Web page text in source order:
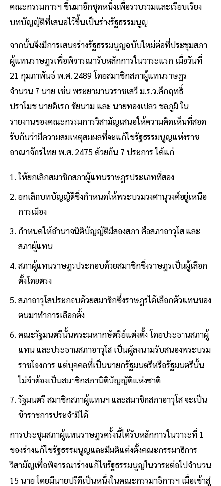
คณะกรรมการฯ ขึ้นมาอีกชุดหนึ่งเพื่อรวบรวมและเรียบเรียง
บทบัญญัติที่เสนอไว้ขึ้นเป็นร่างรัฐธรรมนูญ
จากนั้นจึงมีการเสนอร่างรัฐธรรมนูญฉบับใหม่ต่อที่ประชุมสภา
ผู้แทนราษฎรเพื่อพิจารณารับหลักการในวาระแรก เมื่อวันที่
21 กุมภาพันธ์ พ.ศ. 2489 โดยสมาชิกสภาผู้แทนราษฎร
จำนวน 7 นาย เช่น พระยามานวราชเสวี ม.ร.ว.คึกฤทธิ์
ปราโมช นายดิเรก ชัยนาม และ นายทองเปลว ชลภูมิ ใน
รายงานของคณะกรรมการวิสามัญเสนอให้ความคิดเห็นที่สอด
รับกันว่ามีความสมเหตุสมผลที่จะแก้ไขรัฐธรรมนูญแห่งราช
อาณาจักรไทย พ.ศ. 2475 ด้วยกัน 7 ประการ ได้แก่
ให้ยกเลิกสมาชิกสภาผู้แทนราษฎรประเภทที่สอง
ยกเลิกบทบัญญัติซึ่งกำหนดให้พระบรมวงศานุวงศ์อยู่เหนือ
การเมือง
กำหนดให้อำนาจนิติบัญญัติมีสองสภา คือสภาอาวุโส และ
สภาผู้แทน
สภาผู้แทนราษฎรประกอบด้วยสมาชิกซึ่งราษฎรเป็นผู้เลือก
ตั้งโดยตรง
สภาอาวุโสประกอบด้วยสมาชิกซึ่งราษฎรได้เลือกตัวแทนของ
ตนมาทำการเลือกตั้ง
คณะรัฐมนตรีนั้นพระมหากษัตริย์แต่งตั้ง โดยประธานสภาผู้
แทน และประธานสภาอาวุโส เป็นผู้ลงนามรับสนองพระบรม
ราชโองการ แต่บุคคลที่เป็นนายกรัฐมนตรีหรือรัฐมนตรีนั้น
ไม่จำต้องเป็นสมาชิกสภานิติบัญญัติแห่งชาติ
รัฐมนตรี สมาชิกสภาผู้แทนฯ และสมาชิกสภาอาวุโส จะเป็น
ข้าราชการประจำมิได้
การประชุมสภาผู้แทนราษฎรครั้งนี้ได้รับหลักการในวาระที่ 1
ของร่างแก้ไขรัฐธรรมนูญและมีมติแต่งตั้งคณะกรรมาธิการ
วิสามัญเพื่อพิจารณาร่างแก้ไขรัฐธรรมนูญในวาระต่อไปจำนวน
15 นาย โดยมีนายปรีดีเป็นหนึ่งในคณะกรรมาธิการฯ เมื่อเข้าสู่